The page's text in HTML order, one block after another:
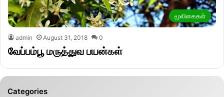
மூலிகைகள்
admin August 31, 2018 0
வேப்பம்பூ மருத்துவ பயன்கள்
Categories